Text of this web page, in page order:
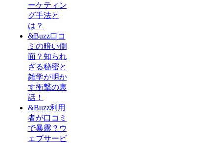
ーケティン
グ手法と
は？
&Buzz口コ
ミの暗い側
面？知られ
ざる秘密と
雑学が明か
す衝撃の裏
話！
&Buzz利用
者が口コミ
で暴露？ウ
ェブサービ